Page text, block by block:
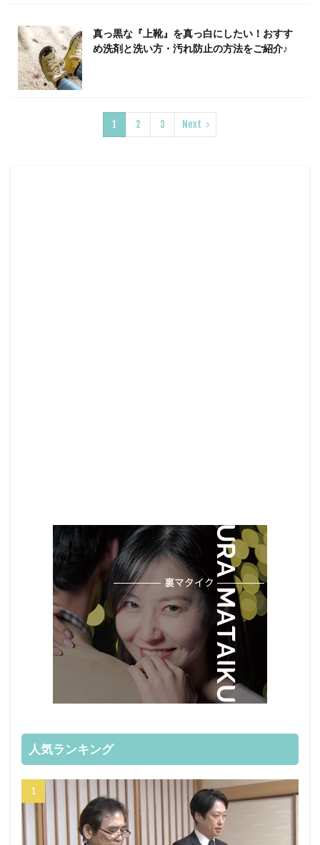
真っ黒な『上靴』を真っ白にしたい！おすす
め洗剤と洗い方・汚れ防止の方法をご紹介♪
1 2 3 Next
人気ランキング